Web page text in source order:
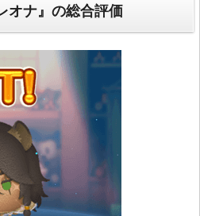
オナ』の総合評価